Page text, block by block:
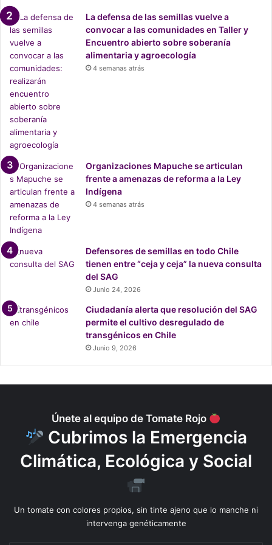
La defensa de las semillas vuelve a
convocar a las comunidades en Taller y
Encuentro abierto sobre soberanía
alimentaria y agroecología
4 semanas atrás
Organizaciones Mapuche se articulan
frente a amenazas de reforma a la Ley
Indígena
4 semanas atrás
Defensores de semillas en todo Chile
tienen entre “ceja y ceja” la nueva consulta
del SAG
Junio 24, 2026
Ciudadanía alerta que resolución del SAG
permite el cultivo desregulado de
transgénicos en Chile
Junio 9, 2026
Únete al equipo de Tomate Rojo
Cubrimos la Emergencia
Climática, Ecológica y Social
Un tomate con colores propios, sin tinte ajeno que lo manche ni
intervenga genéticamente